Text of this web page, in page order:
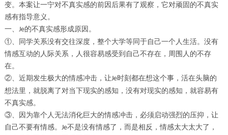
变。本案让一宁对不真实感的前因后果有了观察，它对顽固的不真实
感有指导意义。
一、 Je的不真实感形成原因。
①、 同学关系没有交往深度，整个大学等同于自己一个人生活。没有
情感互动的人际关系，人很容易感受到自己不存在，周围人的不存
在。
②、 近期发生极大的情感冲击，让Je时刻都在想这个事，活在头脑的
想法里，就脱离了对当下现实的感知，没有对现实的感知，就容易有
不真实感。
③、 因为靠个人无法消化巨大的情感冲击，必须启动强烈的压抑，让
自己不要有情感。 Je不是没有情感了，而是相反，情感太大太大了，